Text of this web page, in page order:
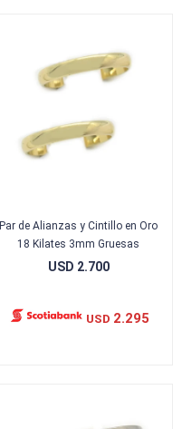
Par de Alianzas y Cintillo en Oro
18 Kilates 3mm Gruesas
USD 2.700
USD 2.295